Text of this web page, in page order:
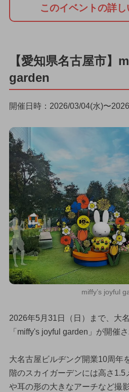
このイベントの詳
【愛知県名古屋市】
garden
開催日時：2026/03/04(水)〜
miffy’s joyful
2026年5月31日（日）まで、大
「miffy's joyful garden」が開催
大名古屋ビルヂング開業10周年
階のスカイガーデンには高さ1.5
や耳の形の大きなアーチなど撮